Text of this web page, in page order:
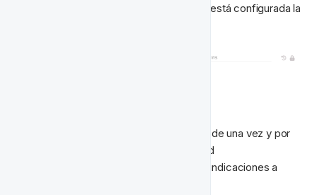
puedan identificar rápidamente para qué está configurada la
Nos gustaría ejecutar esta actividad más de una vez y por
y seguir las indicaciones a